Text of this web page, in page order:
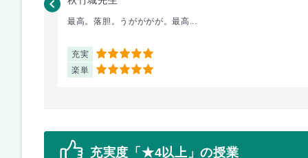
最高。落胆。うがががが。最高...
充実 5
楽単 5
充実度「★4以上」の授業